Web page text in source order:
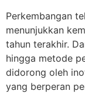
Perkembangan
menunjukkan
tahun terakhir.
hingga metode
didorong oleh
yang berperan